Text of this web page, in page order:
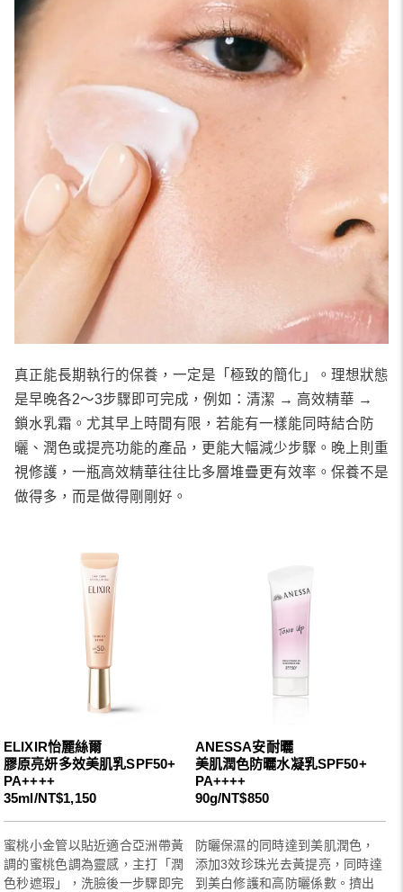
真正能長期執行的保養，一定是「極致的簡化」。理想狀態
是早晚各2～3步驟即可完成，例如：清潔 → 高效精華 →
鎖水乳霜。尤其早上時間有限，若能有一樣能同時結合防
曬、潤色或提亮功能的產品，更能大幅減少步驟。晚上則重
視修護，一瓶高效精華往往比多層堆疊更有效率。保養不是
做得多，而是做得剛剛好。
ELIXIR怡麗絲爾
膠原亮妍多效美肌乳SPF50+
PA++++
35ml/NT$1,150
蜜桃小金管以貼近適合亞洲帶黃
調的蜜桃色調為靈感，主打「潤
色秒遮瑕」，洗臉後一步驟即完
ANESSA安耐曬
美肌潤色防曬水凝乳SPF50+
PA++++
90g/NT$850
防曬保濕的同時達到美肌潤色，
添加3效珍珠光去黃提亮，同時達
到美白修護和高防曬係數。擠出